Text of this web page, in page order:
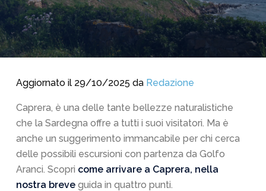
Aggiornato il 29/10/2025 da Redazione
Caprera, è una delle tante bellezze naturalistiche
che la Sardegna offre a tutti i suoi visitatori. Ma è
anche un suggerimento immancabile per chi cerca
delle possibili escursioni con partenza da Golfo
Aranci. Scopri come arrivare a Caprera, nella
nostra breve guida in quattro punti.